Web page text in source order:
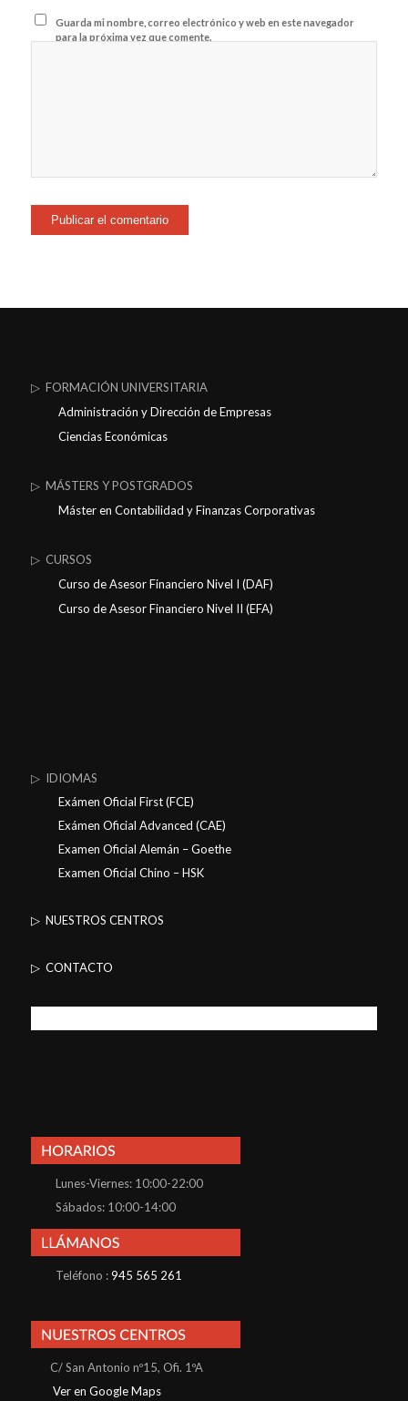
Guarda mi nombre, correo electrónico y web en este navegador
para la próxima vez que comente.
▷ FORMACIÓN UNIVERSITARIA
Administración y Dirección de Empresas
Ciencias Económicas
▷ MÁSTERS Y POSTGRADOS
Máster en Contabilidad y Finanzas Corporativas
▷ CURSOS
Curso de Asesor Financiero Nivel I (DAF)
Curso de Asesor Financiero Nivel II (EFA)
▷ IDIOMAS
Exámen Oficial First (FCE)
Exámen Oficial Advanced (CAE)
Examen Oficial Alemán – Goethe
Examen Oficial Chino – HSK
▷ NUESTROS CENTROS
▷ CONTACTO
Lunes-Viernes: 10:00-22:00
Sábados: 10:00-14:00
Teléfono :945 565 261
C/ San Antonio nº15, Ofi. 1ºA
Ver en Google Maps